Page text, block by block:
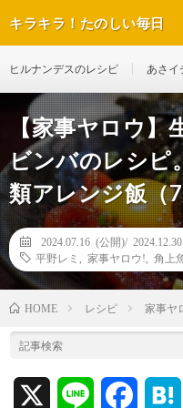
キラキラ！たのしい毎日
ヒルナンデスのレシピ あさイ
【家事ヤロウ
ビンバのレシピ
類アレンジ飯（
2024.07.16 (公開)/
平野レミ
家事ヤロウ! 角上
HOME レシピ 家事ヤ